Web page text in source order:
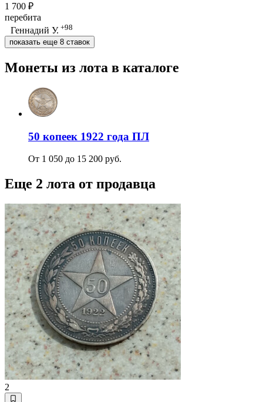
1 700 ₽
перебита
Геннадий У. +98
показать еще 8 ставок
Монеты из лота в каталоге
50 копеек 1922 года ПЛ
От 1 050 до 15 200 руб.
Еще 2 лота от продавца
2